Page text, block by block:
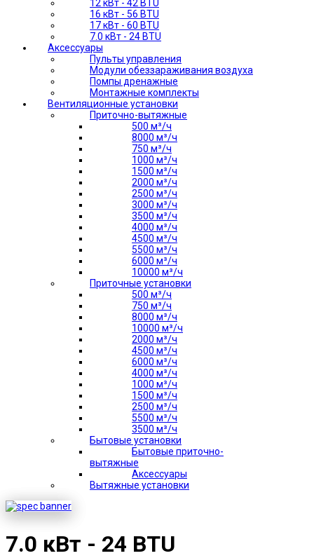
12 кВт - 42 BTU
16 кВт - 56 BTU
17 кВт - 60 BTU
7.0 кВт - 24 BTU
Аксессуары
Пульты управления
Модули обеззараживания воздуха
Помпы дренажные
Монтажные комплекты
Вентиляционные установки
Приточно-вытяжные
500 м³/ч
8000 м³/ч
750 м³/ч
1000 м³/ч
1500 м³/ч
2000 м³/ч
2500 м³/ч
3000 м³/ч
3500 м³/ч
4000 м³/ч
4500 м³/ч
5500 м³/ч
6000 м³/ч
10000 м³/ч
Приточные установки
500 м³/ч
750 м³/ч
8000 м³/ч
10000 м³/ч
2000 м³/ч
4500 м³/ч
6000 м³/ч
4000 м³/ч
1000 м³/ч
1500 м³/ч
2500 м³/ч
5500 м³/ч
3500 м³/ч
Бытовые установки
Бытовые приточно-
вытяжные
Аксессуары
Вытяжные установки
7.0 кВт - 24 BTU